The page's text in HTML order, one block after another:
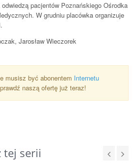
pacjentów Poznańskiego Ośrodka
W grudniu placówka organizuje
Jarosław Wieczorek
musisz być abonentem Internetu
naszą ofertę już teraz!
tej serii